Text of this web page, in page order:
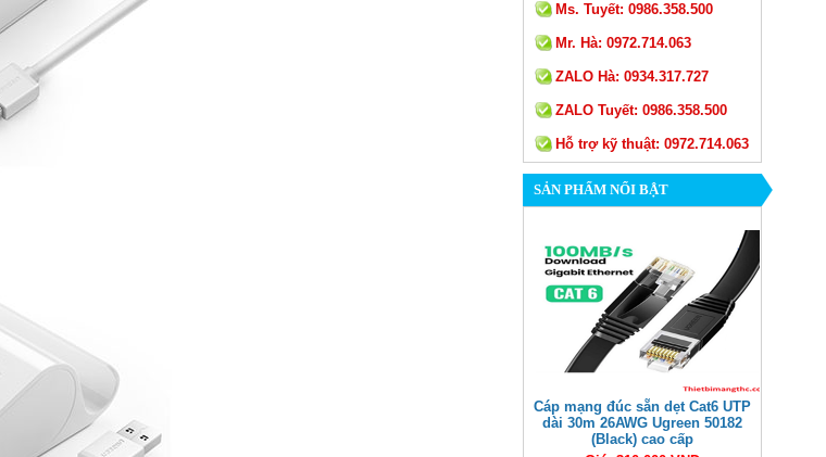
Ms. Tuyết: 0986.358.500
Mr. Hà: 0972.714.063
ZALO Hà: 0934.317.727
ZALO Tuyết: 0986.358.500
Hỗ trợ kỹ thuật: 0972.714.063
SẢN PHẨM NỔI BẬT
Cáp mạng đúc sẵn dẹt Cat6 UTP
dài 30m 26AWG Ugreen 50182
(Black) cao cấp